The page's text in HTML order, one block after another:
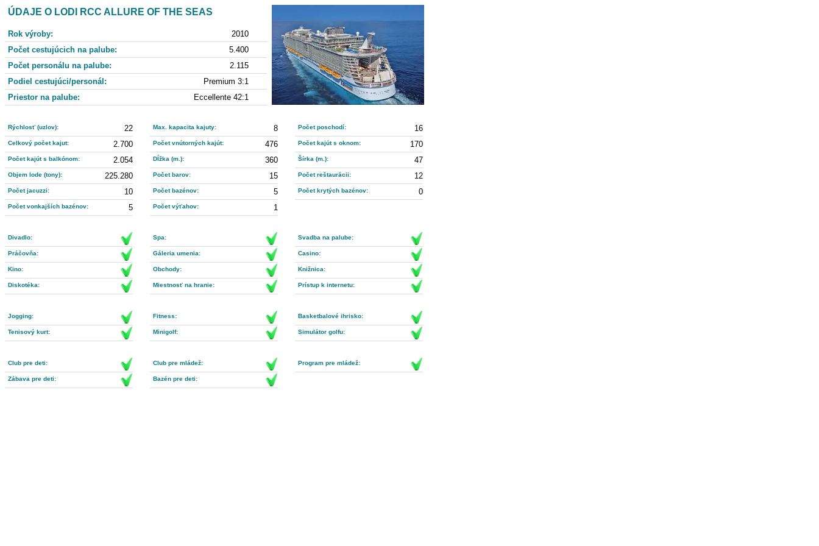
ÚDAJE O LODI RCC ALLURE OF THE SEAS
Rok výroby:
2010
Počet cestujúcich na palube:
5.400
Počet personálu na palube:
2.115
Podiel cestujúci/personál:
Premium 3:1
Priestor na palube:
Eccellente 42:1
Rýchlosť (uzlov): 22 Max. kapacita kajuty: 8 Počet poschodí: 16
Celkový počet kajut: 2.700 Počet vnútorných kajút: 476 Počet kajút s oknom: 170
Počet kajút s balkónom: 2.054 Dĺžka (m.): 360 Šírka (m.): 47
Objem lode (tony): 225.280 Počet barov: 15 Počet reštaurácii: 12
Počet jacuzzi: 10 Počet bazénov: 5 Počet krytých bazénov: 0
Počet vonkajších bazénov: 5 Počet výťahov: 1
Divadlo: Spa: Svadba na palube:
Práčovňa: Gáleria umenia: Casino:
Kino: Obchody: Knižnica:
Diskotéka: Miestnosť na hranie: Prístup k internetu:
Jogging: Fitness: Basketbalové ihrisko:
Tenisový kurt: Minigolf: Simulátor golfu:
Club pre deti: Club pre mládež: Program pre mládež:
Zábava pre deti: Bazén pre deti: